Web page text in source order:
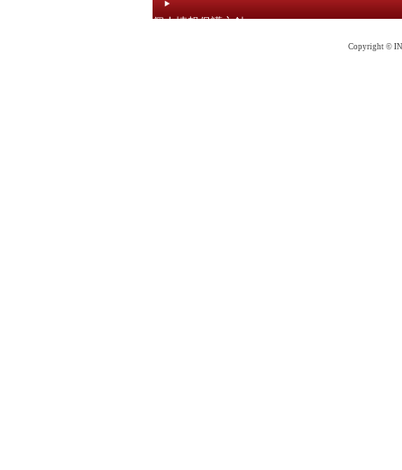
個人情報保護方針
Copyright ©